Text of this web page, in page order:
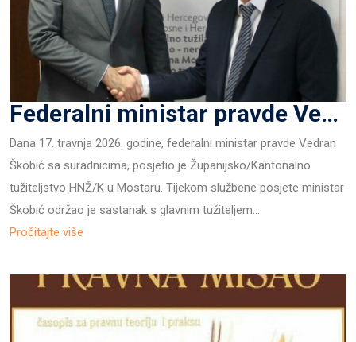
Federalni ministar pravde Vedran Škobić u posjeti Tužiteljstvu Hercegovačko neretvanske Županije /Kantona u Mostaru.
Dana 17. travnja 2026. godine, federalni ministar pravde Vedran
Škobić sa suradnicima, posjetio je Županijsko/Kantonalno
tužiteljstvo HNŽ/K u Mostaru. Tijekom službene posjete ministar
Škobić održao je sastanak s glavnim tužiteljem…
Pročitajte više